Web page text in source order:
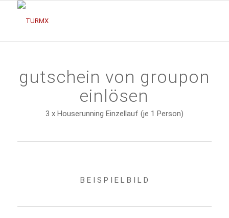
gutschein von groupon
einlösen
3 x Houserunning Einzellauf (je 1 Person)
B E I S P I E L B I L D